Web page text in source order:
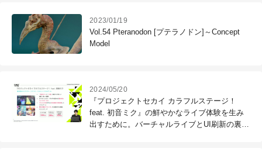
2023/01/19
Vol.54 Pteranodon [プテラノドン]～Concept
Model
2024/05/20
『プロジェクトセカイ カラフルステージ！
feat. 初音ミク』の鮮やかなライブ体験を生み
出すために。バーチャルライブとUI刷新の裏側